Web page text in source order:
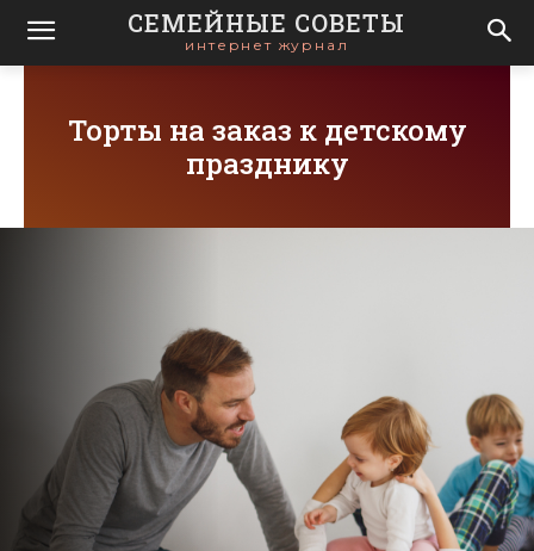
СЕМЕЙНЫЕ СОВЕТЫ
интернет журнал
Торты на заказ к детскому
празднику